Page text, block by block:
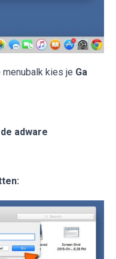
menubalk kies je Ga
adware